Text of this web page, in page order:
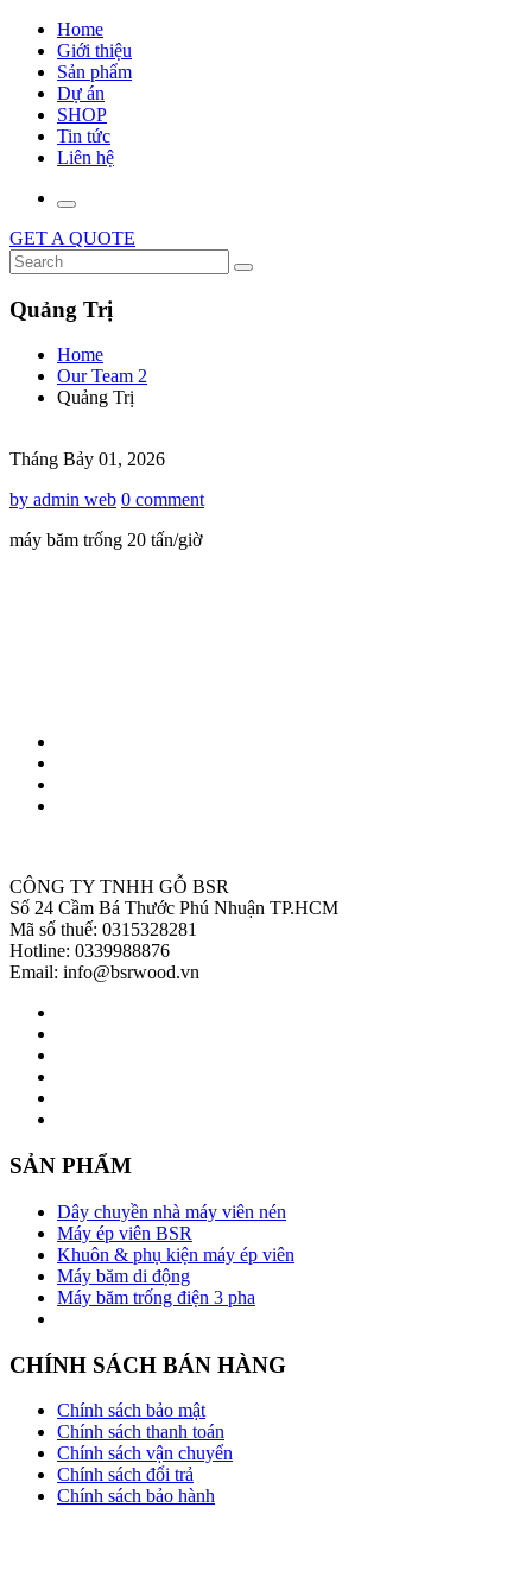
Home
Giới thiệu
Sản phẩm
Dự án
SHOP
Tin tức
Liên hệ
GET A QUOTE
Quảng Trị
Home
Our Team 2
Quảng Trị
Tháng Bảy 01, 2026
by admin web 0 comment
máy băm trống 20 tấn/giờ
CÔNG TY TNHH GỖ BSR
Số 24 Cầm Bá Thước Phú Nhuận TP.HCM
Mã số thuế: 0315328281
Hotline: 0339988876
Email: info@bsrwood.vn
SẢN PHẨM
Dây chuyền nhà máy viên nén
Máy ép viên BSR
Khuôn & phụ kiện máy ép viên
Máy băm di động
Máy băm trống điện 3 pha
CHÍNH SÁCH BÁN HÀNG
Chính sách bảo mật
Chính sách thanh toán
Chính sách vận chuyển
Chính sách đổi trả
Chính sách bảo hành